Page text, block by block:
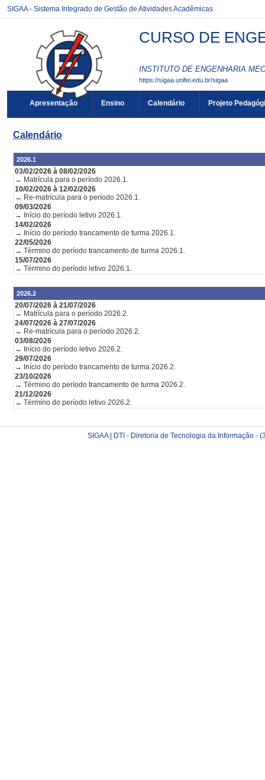
SIGAA - Sistema Integrado de Gestão de Atividades Acadêmicas
CURSO DE
INSTITUTO DE ENGENHARIA
https://sigaa.unifei.edu.br/sigaa
Apresentação Ensino Calendário Projeto
Calendário
2026.1
03/02/2026 à 08/02/2026
→ Matrícula para o período 2026.1.
10/02/2026 à 12/02/2026
→ Re-matrícula para o período 2026.1.
09/03/2026
→ Início do período letivo 2026.1.
14/02/2026
→ Início do período trancamento de turma 2026.1.
22/05/2026
→ Término do período trancamento de turma 2026.1.
15/07/2026
→ Término do período letivo 2026.1.
2026.2
20/07/2026 à 21/07/2026
→ Matrícula para o período 2026.2.
24/07/2026 à 27/07/2026
→ Re-matrícula para o período 2026.2.
03/08/2026
→ Início do período letivo 2026.2.
29/07/2026
→ Início do período trancamento de turma 2026.2.
23/10/2026
→ Término do período trancamento de turma 2026.2.
21/12/2026
→ Término do período letivo 2026.2.
SIGAA | DTI - Diretoria de Tecnologia da Informação